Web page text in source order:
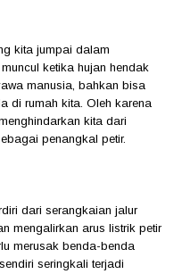
kita jumpai dalam
ketika hujan hendak
manusia, bahkan bisa
di rumah kita. Oleh karena
kita dari
penangkal petir.
dari serangkaian jalur
mengalirkan arus listrik petir
merusak benda-benda
seringkali terjadi